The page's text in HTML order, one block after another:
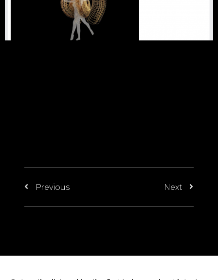
Previous Next